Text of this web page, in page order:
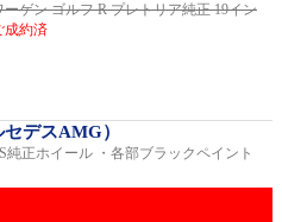
ダイナミックプラスパッ
済
ゲン ゴルフ R プレトリア純正 19イン
成約済
デスAMG）
純正ホイール ・各部ブラックペイント